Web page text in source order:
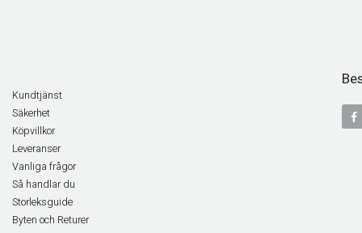
Kundtjänst
Säkerhet
Köpvillkor
Leveranser
Vanliga frågor
Så handlar du
Storleksguide
Byten och Returer